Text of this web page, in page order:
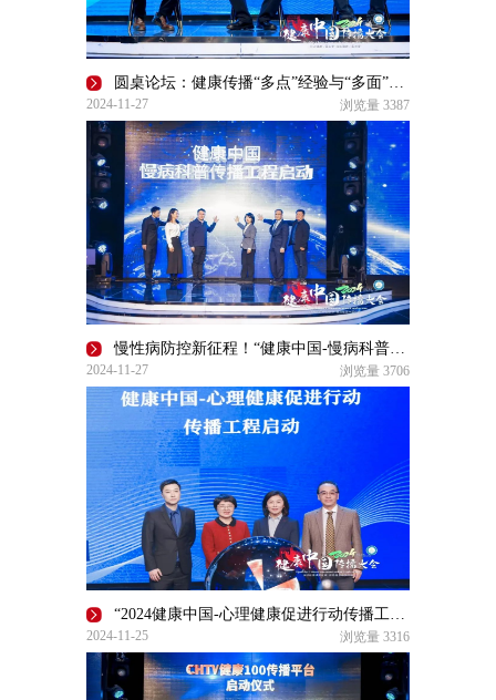
圆桌论坛：健康传播“多点”经验与“多面”发展 | 2024健康中国传播大会
2024-11-27 浏览量 3387
慢性病防控新征程！“健康中国-慢病科普传播工程”在京启动 | 2024健康中国传播大会
2024-11-27 浏览量 3706
“2024健康中国-心理健康促进行动传播工程”启动｜2024健康中国传播大会
2024-11-25 浏览量 3316